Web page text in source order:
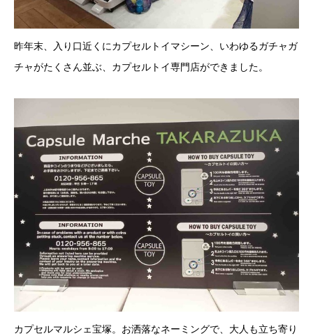
昨年末、入り口近くにカプセルトイマシーン、いわゆるガチャガ
チャがたくさん並ぶ、カプセルトイ専門店ができました。
カプセルマルシェ宝塚。お洒落なネーミングで、大人も立ち寄り